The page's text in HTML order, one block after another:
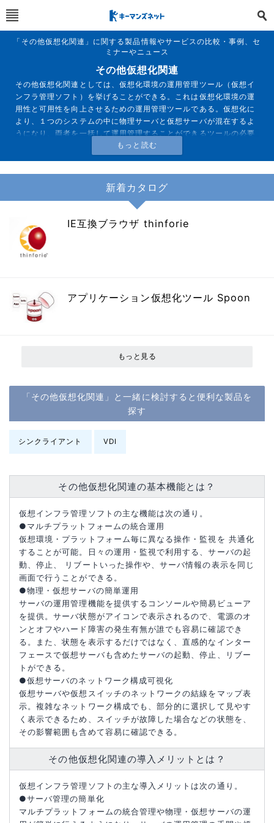
「その他仮想化関連」に関する製品情報やサービスの比較・事例、セ
ミナーやニュース
その他仮想化関連
その他仮想化関連としては、仮想化環境の運用管理ツール（仮想イ
ンフラ管理ソフト）を挙げることができる。これは仮想化環境の運
用性と可用性を向上させるための運用管理ツールである。仮想化に
より、１つのシステムの中に物理サーバと仮想サーバが混在するよ
うになり、両者を一括して運用管理することができるツールの必要
新着カタログ
IE互換ブラウザ thinforie
アプリケーション仮想化ツール Spoon
もっと見る
「その他仮想化関連」と一緒に検討すると便利な製品を
探す
シンクライアント VDI
その他仮想化関連の基本機能とは？
仮想インフラ管理ソフトの主な機能は次の通り。
●マルチプラットフォームの統合運用
仮想環境・プラットフォーム毎に異なる操作・監視を 共通化
することが可能。日々の運用・監視で利用する、サーバの起
動、停止、 リブートいった操作や、サーバ情報の表示を同じ
画面で行うことができる。
●物理・仮想サーバの簡単運用
サーバの運用管理機能を提供するコンソールや簡易ビューア
を提供。サーバ状態がアイコンで表示されるので、電源のオ
ンとオフやハード障害の発生有無が誰でも容易に確認でき
る。また、状態を表示するだけではなく、直感的なインター
フェースで仮想サーバも含めたサーバの起動、停止、リブー
トができる。
●仮想サーバのネットワーク構成可視化
仮想サーバや仮想スイッチのネットワークの結線をマップ表
示。複雑なネットワーク構成でも、部分的に選択して見やす
く表示できるため、スイッチが故障した場合などの状態を、
その影響範囲も含めて容易に確認できる。
その他仮想化関連の導入メリットとは？
仮想インフラ管理ソフトの主な導入メリットは次の通り。
●サーバ管理の簡単化
マルチプラットフォームの統合管理や物理・仮想サーバの運